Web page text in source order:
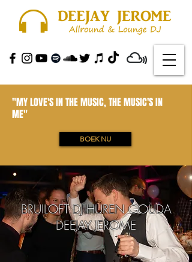
"MY LOVE'S IN THE MUSIC, THE MUSIC'S IN
ME"
BOEK NU
BRUILOFT DJ HUREN GOUDA
DEEJAY JEROME